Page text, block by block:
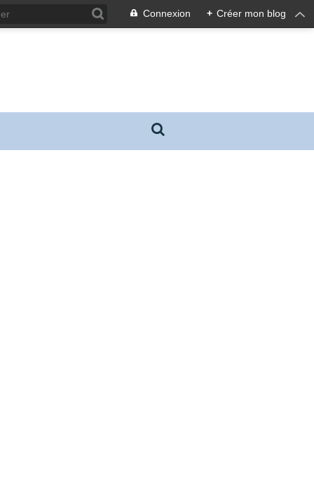
Connexion + Créer mon blog